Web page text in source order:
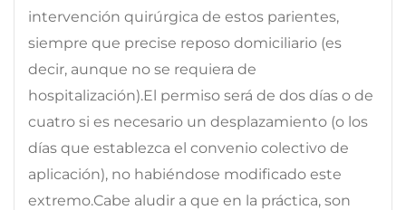
intervención quirúrgica de estos parientes,
siempre que precise reposo domiciliario (es
decir, aunque no se requiera de
hospitalización).El permiso será de dos días o de
cuatro si es necesario un desplazamiento (o los
días que establezca el convenio colectivo de
aplicación), no habiéndose modificado este
extremo.Cabe aludir a que en la práctica, son